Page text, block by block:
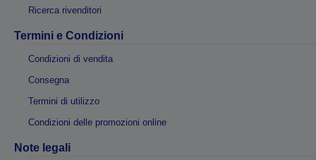
Ricerca rivenditori
Termini e Condizioni
Condizioni di vendita
Consegna
Termini di utilizzo
Condizioni delle promozioni online
Note legali